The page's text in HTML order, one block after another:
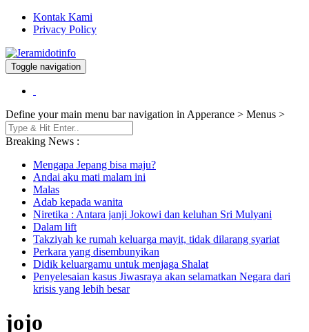
Kontak Kami
Privacy Policy
Jeramidotinfo
Berita dan Informasi Terkini
Toggle navigation
Define your main menu bar navigation in Apperance > Menus >
Breaking News :
Mengapa Jepang bisa maju?
Andai aku mati malam ini
Malas
Adab kepada wanita
Niretika : Antara janji Jokowi dan keluhan Sri Mulyani
Dalam lift
Takziyah ke rumah keluarga mayit, tidak dilarang syariat
Perkara yang disembunyikan
Didik keluargamu untuk menjaga Shalat
Penyelesaian kasus Jiwasraya akan selamatkan Negara dari
krisis yang lebih besar
jojo